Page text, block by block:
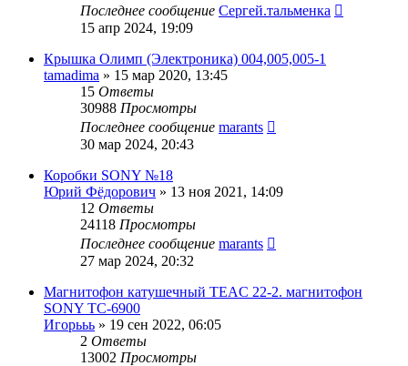
Последнее сообщение Сергей.тальменка
15 апр 2024, 19:09
Крышка Олимп (Электроника) 004,005,005-1
tamadima » 15 мар 2020, 13:45
15 Ответы
30988 Просмотры
Последнее сообщение marants
30 мар 2024, 20:43
Коробки SONY №18
Юрий Фёдорович » 13 ноя 2021, 14:09
12 Ответы
24118 Просмотры
Последнее сообщение marants
27 мар 2024, 20:32
Магнитофон катушечный TEAC 22-2. магнитофон
SONY ТС-6900
Игорььь » 19 сен 2022, 06:05
2 Ответы
13002 Просмотры